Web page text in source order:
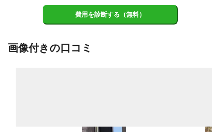
費用を診断する（無料）
画像付きの口コミ